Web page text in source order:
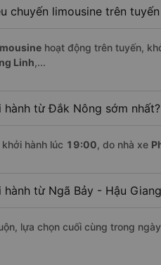
chuyến limousine trên
hoạt động trên tuyến,
Linh,...
hành từ Đắk Nông sớm nhất?
hành lúc 19:00, do nhà xe
từ Ngã Bảy - Hậu
lựa chọn cuối cùng trong